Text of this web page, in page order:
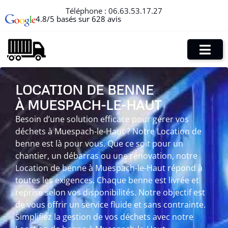
Téléphone : 06.63.53.17.27
4.8/5 basés sur 628 avis
LOCATION DE BENNE
À MUESPACH-LE-HAUT
Besoin d’une solution efficace pour gérer vos
déchets à Muespach-le-Haut ? Notre Location de
benne est là pour vous. Que ce soit pour un
chantier, un débarras ou une rénovation, notre
Location de benne à Muespach-le-Haut répond à
toutes les exigences. Chaque benne est livrée et
reprise selon vos disponibilités. Notre objectif est
de vous offrir un service fluide et sans contrainte.
Simplifiez la gestion de vos déchets avec notre